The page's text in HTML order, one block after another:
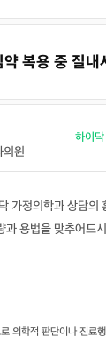
복용 중 질내
의원
하이
가정의학과 상담의
과 용법을 맞추어드
의학적 판단이나 진료